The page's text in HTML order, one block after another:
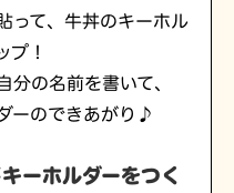
って、牛丼のキーホル
！
の名前を書いて、
ーのできあがり♪
ーホルダーをつく